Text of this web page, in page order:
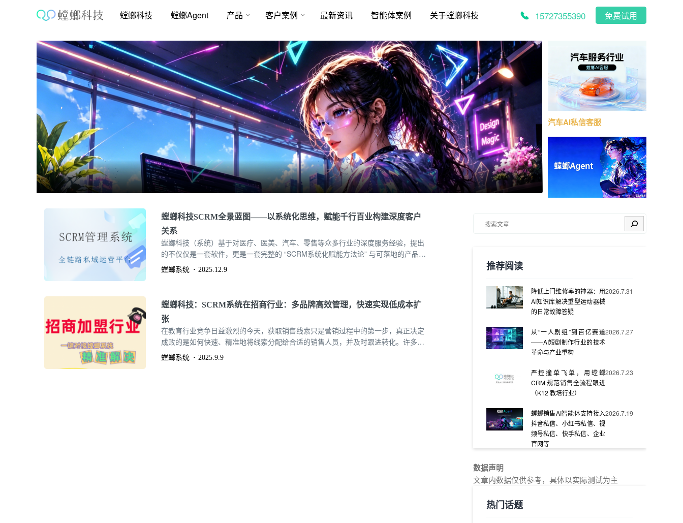
螳螂科技 螳螂Agent 产品 客户案例 最新资讯 智能体案例 关于螳螂科技 15727355390 免费试用
汽车AI私信客服
螳螂科技SCRM全景蓝图——以系统化思维，赋能千行百业构建深度客户
关系
螳螂科技（系统）基于对医疗、医美、汽车、零售等众多行业的深度服务经验，提出
的不仅仅是一套软件，更是一套完整的 “SCRM系统化赋能方法论” 与可落地的产品矩
阵，致力于帮助千行百业构建可持续的深度客户关系。
螳螂系统 2025.12.9
螳螂科技：SCRM系统在招商行业：多品牌高效管理，快速实现低成本扩
张
在教育行业竞争日益激烈的今天，获取销售线索只是营销过程中的第一步，真正决定
成败的是如何快速、精准地将线索分配给合适的销售人员，并及时跟进转化。许多教
育机构面临着这样的困境：花费大量预算获得的销售线索，因为分配不及时或分配不
合理，导致响应延迟、跟进混乱，最终错失成交机会。
螳螂系统 2025.9.9
搜索
推荐阅读
降低上门维修率的神器：用
AI知识库解决重型运动器械
的日常故障答疑
2026.7.31
从“一人剧组”到百亿赛道
——AI短剧制作行业的技术
革命与产业重构
2026.7.27
严控撞单飞单，用螳螂
CRM 规范销售全流程跟进
（K12 教培行业）
2026.7.23
螳螂销售AI智能体支持接入
抖音私信、小红书私信、视
频号私信、快手私信、企业
官网等
2026.7.19
素质教育定制，获客+服务
数据声明
文章内数据仅供参考，具体以实际测试为主
热门话题